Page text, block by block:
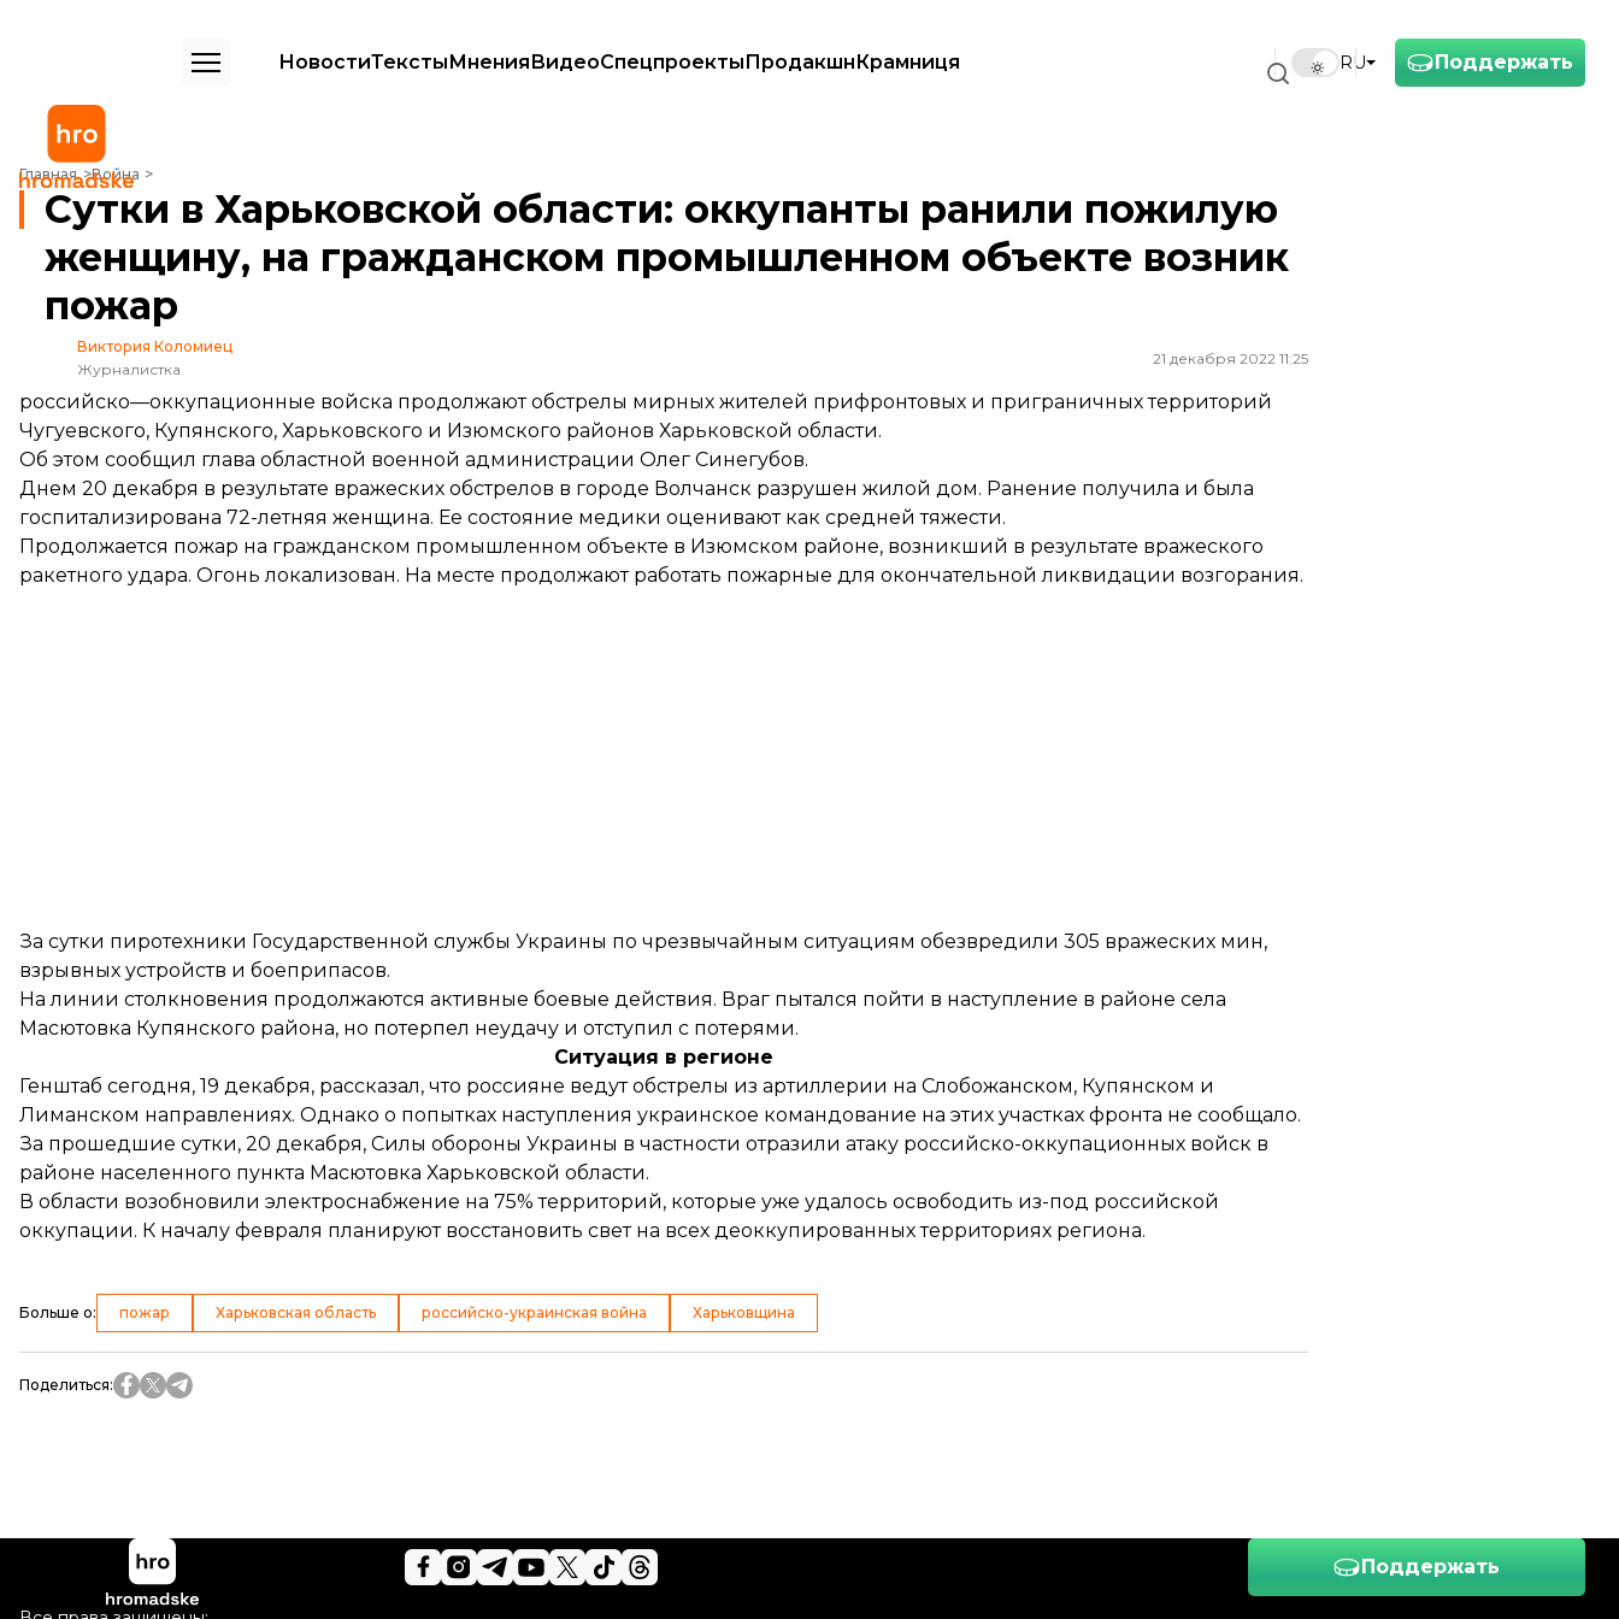
Поддержать
RU
НовостиТекстыМненияВидеоСпецпроектыПродакшнКрамниця
Главная Война
Сутки в Харьковской области: оккупанты ранили пожилую женщину, на гражданском промышленном объекте возник пожар
Сутки в Харьковской области: оккупанты ранили пожилую
женщину, на гражданском промышленном объекте возник
пожар
Виктория Коломиец
Журналистка
21 декабря 2022 11:25
российско—оккупационные войска продолжают обстрелы мирных жителей прифронтовых и приграничных территорий
Чугуевского, Купянского, Харьковского и Изюмского районов Харьковской области.
Об этом сообщил глава областной военной администрации Олег Синегубов.
Днем 20 декабря в результате вражеских обстрелов в городе Волчанск разрушен жилой дом. Ранение получила и была
госпитализирована 72-летняя женщина. Ее состояние медики оценивают как средней тяжести.
Продолжается пожар на гражданском промышленном объекте в Изюмском районе, возникший в результате вражеского
ракетного удара. Огонь локализован. На месте продолжают работать пожарные для окончательной ликвидации возгорания.
За сутки пиротехники Государственной службы Украины по чрезвычайным ситуациям обезвредили 305 вражеских мин,
взрывных устройств и боеприпасов.
На линии столкновения продолжаются активные боевые действия. Враг пытался пойти в наступление в районе села
Масютовка Купянского района, но потерпел неудачу и отступил с потерями.
Ситуация в регионе
Генштаб сегодня, 19 декабря, рассказал, что россияне ведут обстрелы из артиллерии на Слобожанском, Купянском и
Лиманском направлениях. Однако о попытках наступления украинское командование на этих участках фронта не сообщало.
За прошедшие сутки, 20 декабря, Силы обороны Украины в частности отразили атаку российско-оккупационных войск в
районе населенного пункта Масютовка Харьковской области.
В области возобновили электроснабжение на 75% территорий, которые уже удалось освободить из-под российской
оккупации. К началу февраля планируют восстановить свет на всех деоккупированных территориях региона.
Больше о: пожар Харьковская область российско-украинская война Харьковщина
Поделиться:
Поддержать